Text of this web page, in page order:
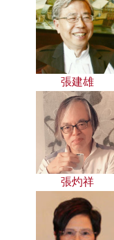
張建雄
張灼祥